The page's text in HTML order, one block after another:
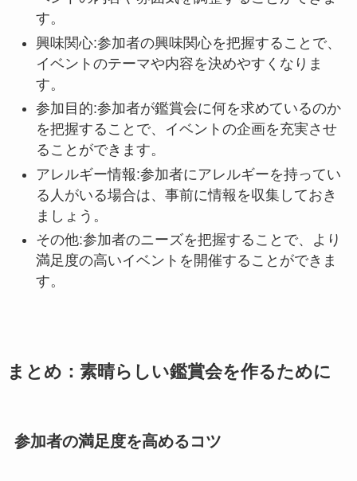
す。
興味関心:参加者の興味関心を把握することで、
イベントのテーマや内容を決めやすくなりま
す。
参加目的:参加者が鑑賞会に何を求めているのか
を把握することで、イベントの企画を充実させ
ることができます。
アレルギー情報:参加者にアレルギーを持ってい
る人がいる場合は、事前に情報を収集しておき
ましょう。
その他:参加者のニーズを把握することで、より
満足度の高いイベントを開催することができま
す。
まとめ：素晴らしい鑑賞会を作るために
参加者の満足度を高めるコツ